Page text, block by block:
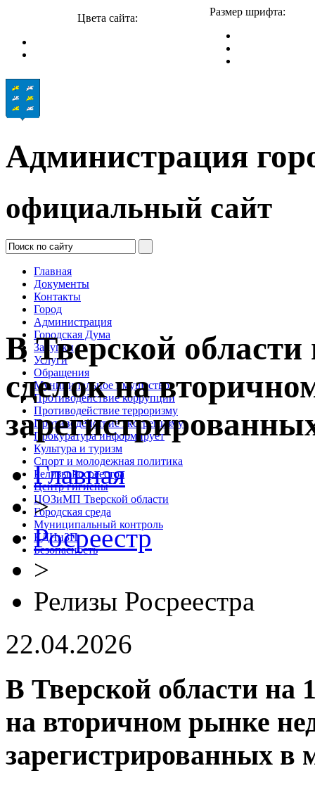
Цвета сайта:
Размер шрифта:
Администрация
официальный сайт
Главная
Документы
Контакты
Город
Администрация
Городская Дума
Закупки
Услуги
Обращения
Муниципальное имущество
Противодействие коррупции
Противодействие терроризму
Противодействие экстремизму
Прокуратура информирует
Культура и туризм
Спорт и молодежная политика
Релизы Росреестра
Центр гигиены
ЦОЗиМП Тверской области
Городская среда
Муниципальный контроль
КДНиЗП
Безопасность
В Тверской
сделок на
Главная
>
Росреестр
>
Релизы Росреестра
22.04.2026
В Тверской области на
на вторичном рынке
зарегистрированных в